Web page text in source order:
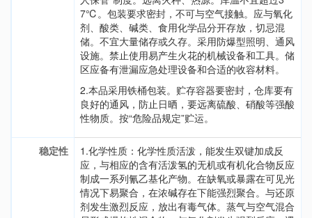
7℃。包装要求密封，不可与空气接触。应与氧化
剂、酸类、碱类、食用化学品分开存放，切忌混
储。不宜大量储存或久存。采用防爆型照明、通风
设施。禁止使用易产生火花的机械设备和工具。储
区应备有泄漏应急处理设备和合适的收容材料。
2.本品采用铁桶包装。贮存容器要密封，仓库要有
良好的通风，防止日晒，要远离硫酸、硝酸等强酸
性物质。按“危险品规定”贮运。
稳定性
1.化学性质：化学性质活泼，能发生双键加成反
应，与相应的含有活泼氢的无机或有机化合物反应
制成一系列氰乙基化产物。在缺氧或暴露在可见光
情况下易聚合，在浓碱存在下能强烈聚合。与还原
剂发生激烈反应，放出有毒气体。蒸气与空气混合